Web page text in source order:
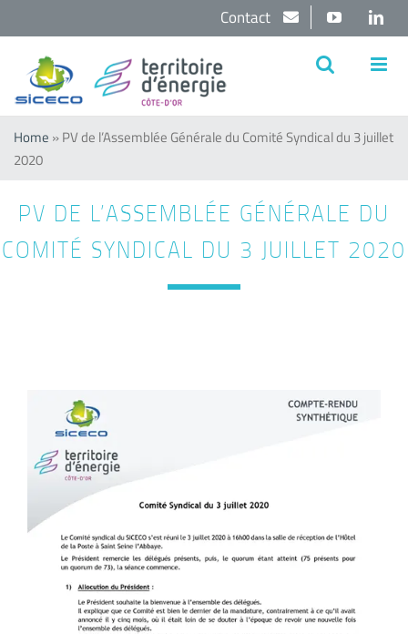
contenu
YouTube
Contact
Home »PV de l’Assemblée Générale du Comité Syndical du 3 juillet
2020
PV DE L’ASSEMBLÉE GÉNÉRALE DU
COMITÉ SYNDICAL DU 3 JUILLET 2020
l'image
agrandie